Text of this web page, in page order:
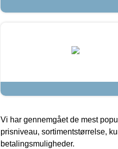
Vi har gennemgået de mest
prisniveau, sortimentstørrelse,
betalingsmuligheder.